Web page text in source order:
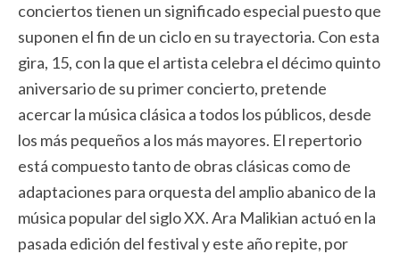
conciertos tienen un significado especial puesto que
suponen el fin de un ciclo en su trayectoria. Con esta
gira, 15, con la que el artista celebra el décimo quinto
aniversario de su primer concierto, pretende
acercar la música clásica a todos los públicos, desde
los más pequeños a los más mayores. El repertorio
está compuesto tanto de obras clásicas como de
adaptaciones para orquesta del amplio abanico de la
música popular del siglo XX. Ara Malikian actuó en la
pasada edición del festival y este año repite, por